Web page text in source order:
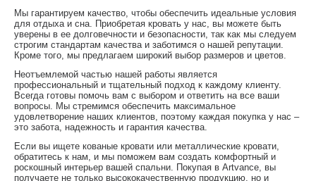
Мы гарантируем качество, чтобы обеспечить идеальные условия
для отдыха и сна. Приобретая кровать у нас, вы можете быть
уверены в ее долговечности и безопасности, так как мы следуем
строгим стандартам качества и заботимся о нашей репутации.
Кроме того, мы предлагаем широкий выбор размеров и цветов.
Неотъемлемой частью нашей работы является
профессиональный и тщательный подход к каждому клиенту.
Всегда готовы помочь вам с выбором и ответить на все ваши
вопросы. Мы стремимся обеспечить максимальное
удовлетворение наших клиентов, поэтому каждая покупка у нас –
это забота, надежность и гарантия качества.
Если вы ищете кованые кровати или металлические кровати,
обратитесь к нам, и мы поможем вам создать комфортный и
роскошный интерьер вашей спальни. Покупая в Artvance, вы
получаете не только высококачественную продукцию, но и